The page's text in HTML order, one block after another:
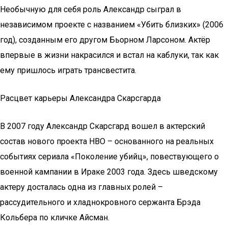
Необычную для себя роль Александр сыграл в
независимом проекте с названием «Убить близких» (2006
год), созданным его другом Бьорном Ларсоном. Актёр
впервые в жизни накрасился и встал на каблуки, так как
ему пришлось играть трансвестита.
Расцвет карьеры Александра Скарсгарда
В 2007 году Александр Скарсгард вошел в актерский
состав нового проекта HBO – основанного на реальных
событиях сериала «Поколение убийц», повествующего о
военной кампании в Ираке 2003 года. Здесь шведскому
актеру досталась одна из главных ролей –
рассудительного и хладнокровного сержанта Брэда
Кольбера по кличке Айсман.